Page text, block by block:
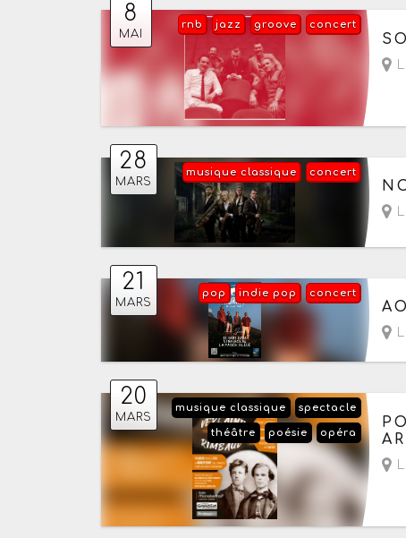
8
MAI
concert
groove
jazz
rnb
Le
28
MARS
concert
musique classique
Le
21
MARS
concert
indie pop
pop
Le
20
MARS
spectacle
musique classique
opéra
poésie
théâtre
Le